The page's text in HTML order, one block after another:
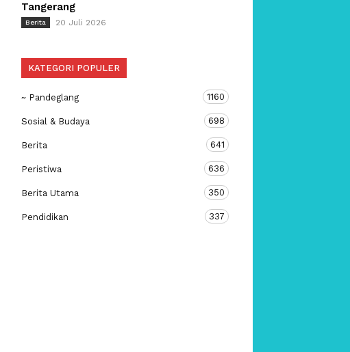
Tangerang
Berita 20 Juli 2026
KATEGORI POPULER
~ Pandeglang 1160
Sosial & Budaya 698
Berita 641
Peristiwa 636
Berita Utama 350
Pendidikan 337